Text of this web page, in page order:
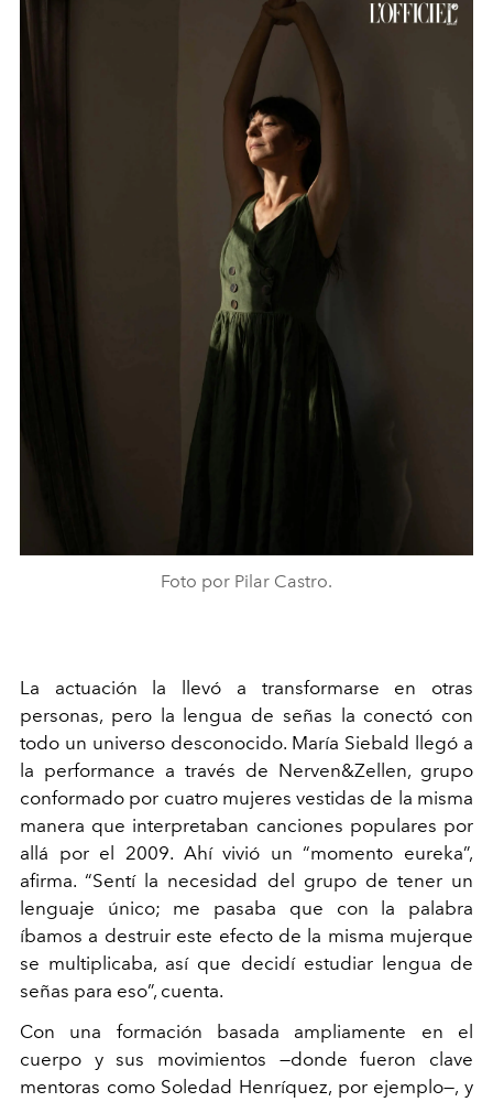
Foto por Pilar Castro.
La actuación la llevó a transformarse en otras
personas, pero la lengua de señas la conectó con
todo un universo desconocido. María Siebald llegó a
la performance a través de Nerven&Zellen, grupo
conformado por cuatro mujeres vestidas de la misma
manera que interpretaban canciones populares por
allá por el 2009. Ahí vivió un “momento eureka”,
afirma. “Sentí la necesidad del grupo de tener un
lenguaje único; me pasaba que con la palabra
íbamos a destruir este efecto de la misma mujerque
se multiplicaba, así que decidí estudiar lengua de
señas para eso”, cuenta.
Con una formación basada ampliamente en el
cuerpo y sus movimientos —donde fueron clave
mentoras como Soledad Henríquez, por ejemplo—, y